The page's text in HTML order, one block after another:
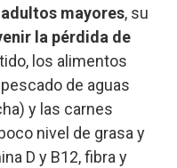
adultos mayores, su
la pérdida de
los alimentos
de aguas
y las carnes
nivel de grasa y
D y B12, fibra y